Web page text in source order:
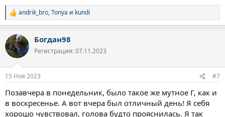
Р
е
к
ц
и
andrik_bro,Tonya и kundi
Богдан98
Регистрация: 07.11.2023
15 Ноя 2023 #7
Позавчера в понедельник, было такое же мутное Г, как и
в воскресенье. А вот вчера был отличный день! Я себя
хорошо чувствовал, голова будто прояснилась. Я так